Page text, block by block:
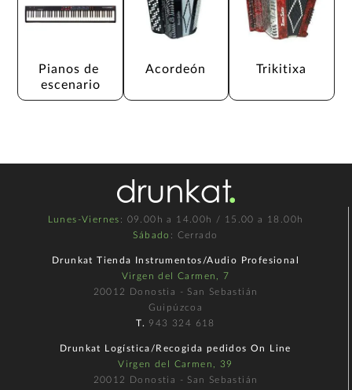
Pianos de
escenario
Acordeón Trikitixa
Lunes-Viernes : 09.00h a 14.00h / 15.00 a 18.00h
Sábado : Cerrado
Drunkat Tienda Instrumentos/Audio Profesional
Virgen del Carmen, 7
20012 Donostia - San Sebastián
Guipúzcoa
T. 943 324 618
Drunkat Logística/Recogida pedidos On Line
Virgen del Carmen, 39
20012 Donostia - San Sebastián